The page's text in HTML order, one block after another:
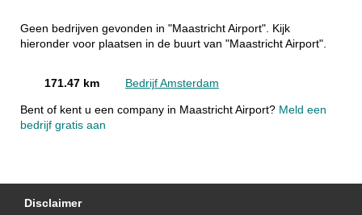
Geen bedrijven gevonden in "Maastricht Airport". Kijk
hieronder voor plaatsen in de buurt van "Maastricht Airport".
171.47 km Bedrijf Amsterdam
Bent of kent u een company in Maastricht Airport? Meld een
bedrijf gratis aan
Disclaimer